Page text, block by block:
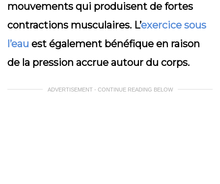
mouvements qui produisent de fortes
contractions musculaires. L’exercice sous
l’eau est également bénéfique en raison
de la pression accrue autour du corps.
ADVERTISEMENT - CONTINUE READING BELOW